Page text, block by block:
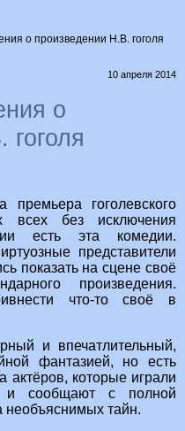
о произведении Н.В. гоголя
10 апреля 2014
о
гоголевского
всех без исключения
есть эта комедии.
представители
показать на сцене своё
произведения.
что-то своё в
и впечатлительный,
фантазией, но есть
актёров, которые играли
и сообщают с полной
необъяснимых тайн.